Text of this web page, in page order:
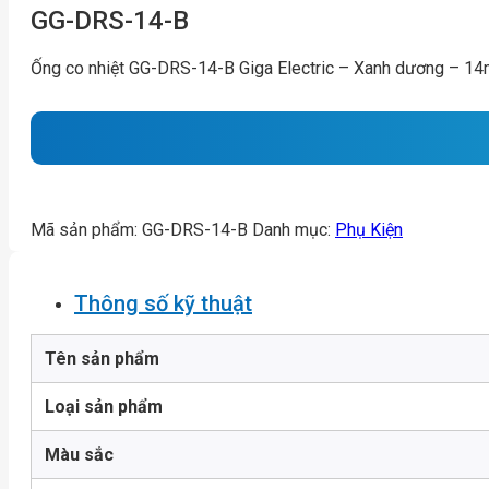
GG-DRS-14-B
Ống co nhiệt GG-DRS-14-B Giga Electric – Xanh dương –
Mã sản phẩm: GG-DRS-14-B Danh mục: Phụ Kiện
Thông số kỹ thuật
Tên sản phẩm
Loại sản phẩm
Màu sắc